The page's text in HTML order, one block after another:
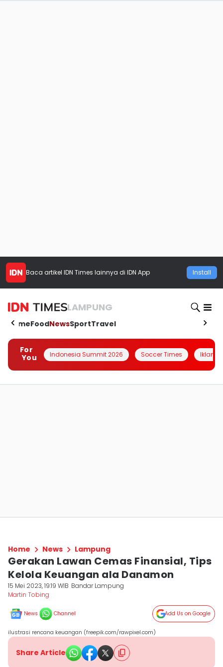
Baca artikel IDN Times lainnya di IDN App Install
LAMPUNG
HomeFoodNewsSportTravel
For
You
Indonesia Summit 2026 Soccer Times Iklanin
Home News Lampung
Gerakan Lawan Cemas Finansial, Tips
Kelola Keuangan ala Danamon
15 Mei 2023, 19:19 WIB Bandar Lampung
Martin Tobing
News Channel Add Us on Google
ilustrasi rencana keuangan (freepik.com/rawpixel.com)
Share Article